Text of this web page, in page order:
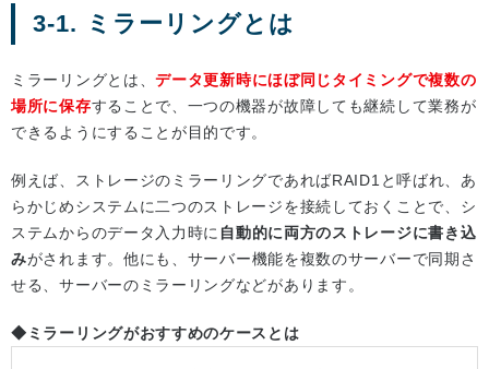
3-1. ミラーリングとは
ミラーリングとは、データ更新時にほぼ同じタイミングで複数の
場所に保存することで、一つの機器が故障しても継続して業務が
できるようにすることが目的です。
例えば、ストレージのミラーリングであればRAID1と呼ばれ、あ
らかじめシステムに二つのストレージを接続しておくことで、シ
ステムからのデータ入力時に 自動的に両方のストレージに書き込
みがされます。他にも、サーバー機能を複数のサーバーで同期さ
せる、サーバーのミラーリングなどがあります。
◆ミラーリングがおすすめのケースとは